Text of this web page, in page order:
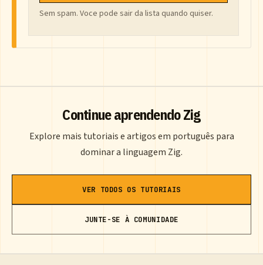
Sem spam. Voce pode sair da lista quando quiser.
Continue aprendendo Zig
Explore mais tutoriais e artigos em português para
dominar a linguagem Zig.
VER TODOS OS TUTORIAIS
JUNTE-SE À COMUNIDADE